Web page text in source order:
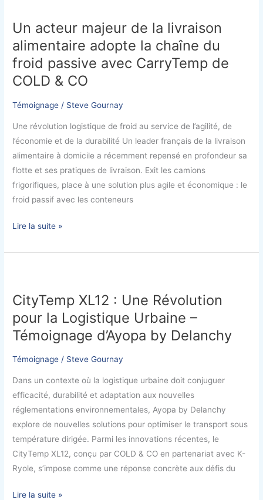
Un acteur majeur de la livraison
alimentaire adopte la chaîne du
froid passive avec CarryTemp de
COLD & CO
Témoignage / Steve Gournay
Une révolution logistique de froid au service de l’agilité, de
l’économie et de la durabilité Un leader français de la livraison
alimentaire à domicile a récemment repensé en profondeur sa
flotte et ses pratiques de livraison. Exit les camions
frigorifiques, place à une solution plus agile et économique : le
froid passif avec les conteneurs
majeur
de
la
alimentaire
adopte
chaîne
du
froid
passive
avec
CarryTemp
Lire la suite »
CityTemp XL12 : Une Révolution
pour la Logistique Urbaine –
Témoignage d’Ayopa by Delanchy
Témoignage / Steve Gournay
Dans un contexte où la logistique urbaine doit conjuguer
efficacité, durabilité et adaptation aux nouvelles
réglementations environnementales, Ayopa by Delanchy
explore de nouvelles solutions pour optimiser le transport sous
température dirigée. Parmi les innovations récentes, le
CityTemp XL12, conçu par COLD & CO en partenariat avec K-
Ryole, s’impose comme une réponse concrète aux défis du
:
Une
Révolution
la
Lire la suite »